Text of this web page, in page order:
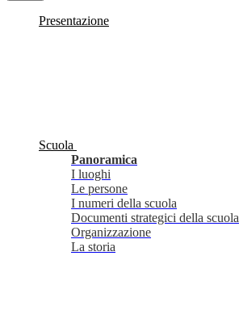
Presentazione
Scuola
Panoramica
I luoghi
Le persone
I numeri della scuola
Documenti strategici della scuola
Organizzazione
La storia